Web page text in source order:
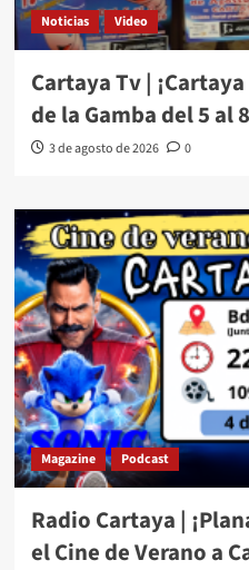
Noticias Video
Cartaya Tv |
de la Gamba del 5 al
3 de agosto de 2026 0
Magazine Podcast
Radio Cartaya |
el Cine de Verano a